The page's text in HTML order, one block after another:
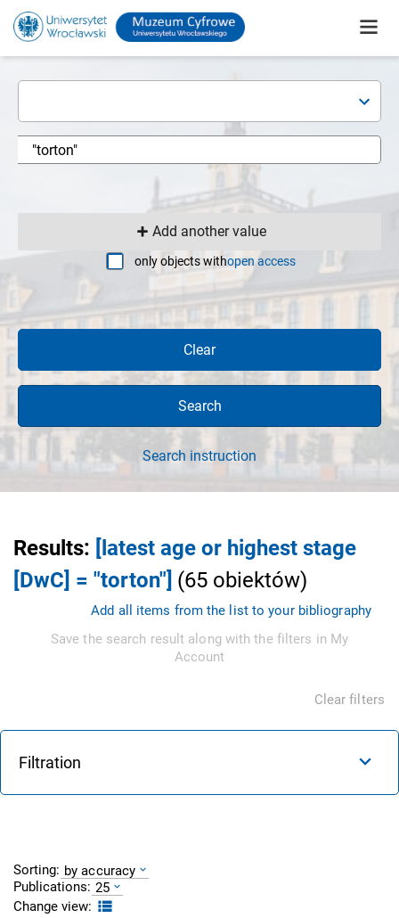
Add another value
only objects withopen access
Clear
Search
Search instruction
Results: [latest age or highest stage
[DwC] = "torton"] (65 obiektów)
Add all items from the list to your bibliography
Save the search result along with the filters in My
Account
Clear filters
Filtration
Sorting: by accuracy
Publications: 25
Change view: